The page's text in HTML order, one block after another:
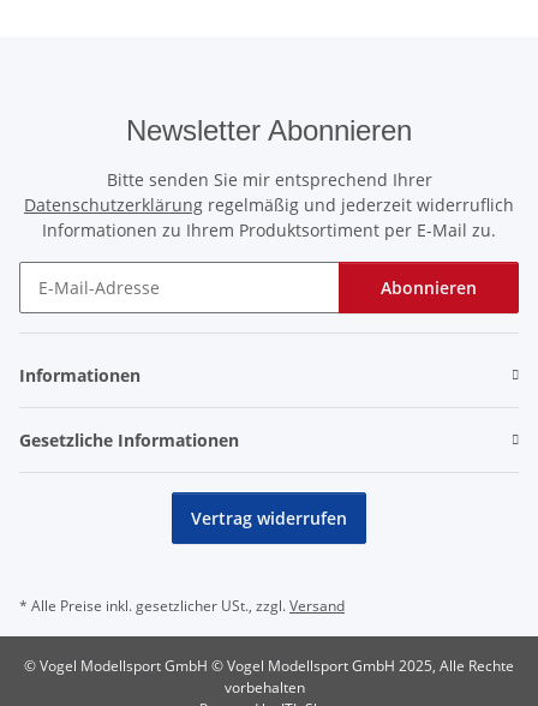
Newsletter Abonnieren
Bitte senden Sie mir entsprechend Ihrer
Datenschutzerklärung regelmäßig und jederzeit widerruflich
Informationen zu Ihrem Produktsortiment per E-Mail zu.
Abonnieren
Informationen
Gesetzliche Informationen
Vertrag widerrufen
* Alle Preise inkl. gesetzlicher USt., zzgl.Versand
© Vogel Modellsport GmbH © Vogel Modellsport GmbH 2025, Alle Rechte
vorbehalten